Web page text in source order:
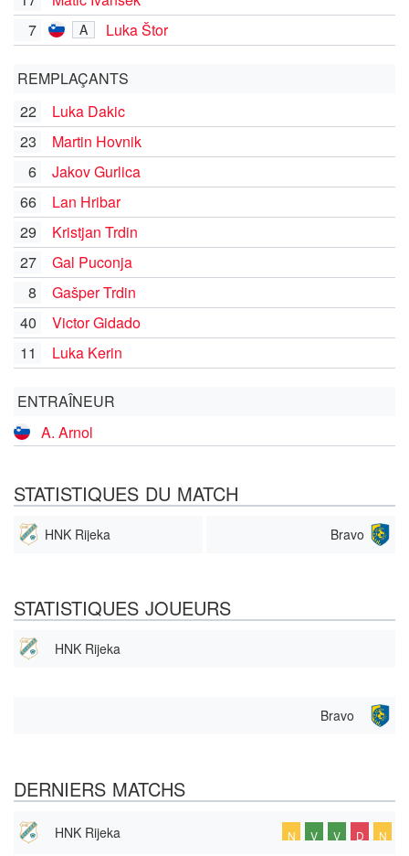
7
A Luka Štor
REMPLAÇANTS
22
Luka Dakic
23
Martin Hovnik
6
Jakov Gurlica
66
Lan Hribar
29
Kristjan Trdin
27
Gal Puconja
8
Gašper Trdin
40
Victor Gidado
11
Luka Kerin
ENTRAÎNEUR
A. Arnol
STATISTIQUES DU MATCH
HNK Rijeka Bravo
STATISTIQUES JOUEURS
HNK Rijeka
Bravo
DERNIERS MATCHS
HNK Rijeka N V V D N